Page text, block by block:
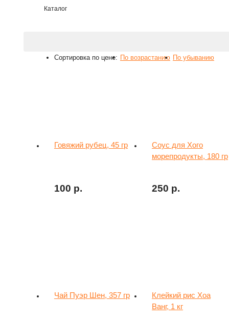
Каталог
Сортировка по цене: По возрастанию По убыванию
Говяжий рубец, 45 гр
100 р.
Соус для Хого
морепродукты, 180 гр
250 р.
Чай Пуэр Шен, 357 гр
Клейкий рис Хоа
Ванг, 1 кг